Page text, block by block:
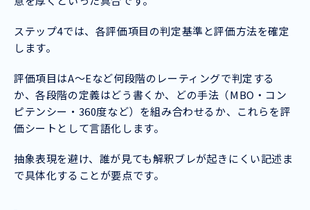
ステップ4では、各評価項目の判定基準と評価方法を確定
します。
評価項目はA〜Eなど何段階のレーティングで判定する
か、各段階の定義はどう書くか、どの手法（MBO・コン
ピテンシー・360度など）を組み合わせるか、これらを評
価シートとして言語化します。
抽象表現を避け、誰が見ても解釈ブレが起きにくい記述ま
で具体化することが要点です。